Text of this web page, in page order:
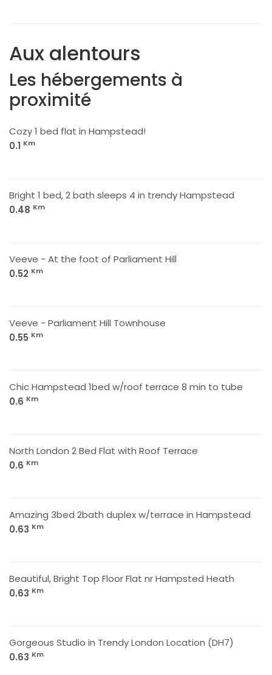
Aux alentours
Les hébergements à
proximité
Cozy 1 bed flat in Hampstead!
0.1 Km
Bright 1 bed, 2 bath sleeps 4 in trendy Hampstead
0.48 Km
Veeve - At the foot of Parliament Hill
0.52 Km
Veeve - Parliament Hill Townhouse
0.55 Km
Chic Hampstead 1bed w/roof terrace 8 min to tube
0.6 Km
North London 2 Bed Flat with Roof Terrace
0.6 Km
Amazing 3bed 2bath duplex w/terrace in Hampstead
0.63 Km
Beautiful, Bright Top Floor Flat nr Hampsted Heath
0.63 Km
Gorgeous Studio in Trendy London Location (DH7)
0.63 Km